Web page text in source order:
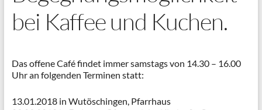
bei Kaffee und Kuchen.
Das offene Café findet immer samstags von 14.30 – 16.00
Uhr an folgenden Terminen statt:
13.01.2018 in Wutöschingen, Pfarrhaus